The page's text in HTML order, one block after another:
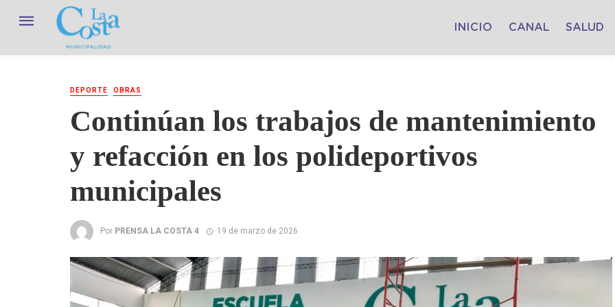
INICIO CANAL SALUD
DEPORTE OBRAS
Continúan los trabajos de mantenimiento
y refacción en los polideportivos
municipales
Por PRENSA LA COSTA 4 19 de marzo de 2026